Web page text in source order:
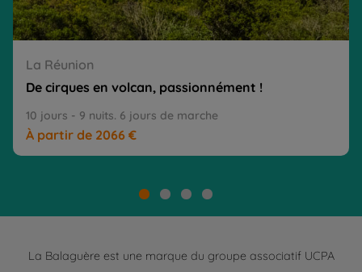
La Réunion
De cirques en volcan, passionnément !
10 jours - 9 nuits. 6 jours de marche
À partir de 2066 €
La Balaguère est une marque du groupe associatif UCPA